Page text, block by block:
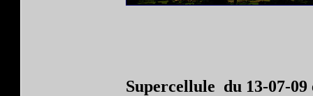
Supercellule du 13-07-